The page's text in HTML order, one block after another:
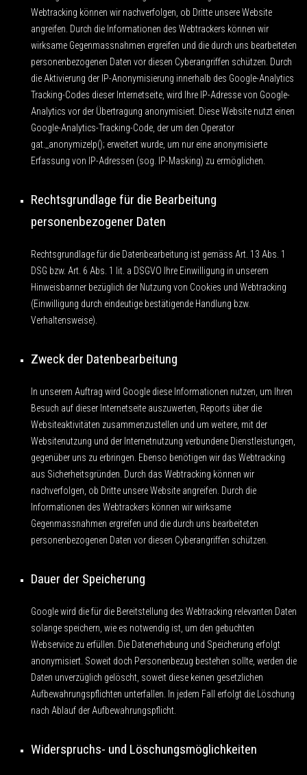
Webtracking können wir nachverfolgen, ob Dritte unsere Website
angreifen. Durch die Informationen des Webtrackers können wir
wirksame Gegenmassnahmen ergreifen und die durch uns bearbeiteten
personenbezogenen Daten vor diesen Cyberangriffen schützen. Durch
die Aktivierung der IP-Anonymisierung innerhalb des Google-Analytics
Tracking-Codes dieser Internetseite, wird Ihre IP-Adresse von Google-
Analytics vor der Übertragung anonymisiert. Diese Website nutzt einen
Google-Analytics-Tracking-Code, der um den Operator
gat._anonymizeIp(); erweitert wurde, um nur eine anonymisierte
Erfassung von IP-Adressen (sog. IP-Masking) zu ermöglichen.
Rechtsgrundlage für die Bearbeitung
personenbezogener Daten
Rechtsgrundlage für die Datenbearbeitung ist gemäss Art. 13 Abs. 1
DSG bzw. Art. 6 Abs. 1 lit. a DSGVO Ihre Einwilligung in unserem
Hinweisbanner bezüglich der Nutzung von Cookies und Webtracking
(Einwilligung durch eindeutige bestätigende Handlung bzw.
Verhaltensweise).
Zweck der Datenbearbeitung
In unserem Auftrag wird Google diese Informationen nutzen, um Ihren
Besuch auf dieser Internetseite auszuwerten, Reports über die
Websiteaktivitäten zusammenzustellen und um weitere, mit der
Websitenutzung und der Internetnutzung verbundene Dienstleistungen,
gegenüber uns zu erbringen. Ebenso benötigen wir das Webtracking
aus Sicherheitsgründen. Durch das Webtracking können wir
nachverfolgen, ob Dritte unsere Website angreifen. Durch die
Informationen des Webtrackers können wir wirksame
Gegenmassnahmen ergreifen und die durch uns bearbeiteten
personenbezogenen Daten vor diesen Cyberangriffen schützen.
Dauer der Speicherung
Google wird die für die Bereitstellung des Webtracking relevanten Daten
solange speichern, wie es notwendig ist, um den gebuchten
Webservice zu erfüllen. Die Datenerhebung und Speicherung erfolgt
anonymisiert. Soweit doch Personenbezug bestehen sollte, werden die
Daten unverzüglich gelöscht, soweit diese keinen gesetzlichen
Aufbewahrungspflichten unterfallen. In jedem Fall erfolgt die Löschung
nach Ablauf der Aufbewahrungspflicht.
Widerspruchs- und Löschungsmöglichkeiten